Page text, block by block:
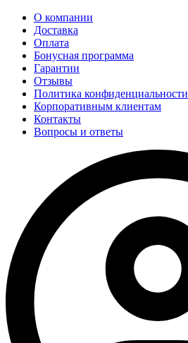
О компании
Доставка
Оплата
Бонусная программа
Гарантии
Отзывы
Политика конфиденциальности
Корпоративным клиентам
Контакты
Вопросы и ответы